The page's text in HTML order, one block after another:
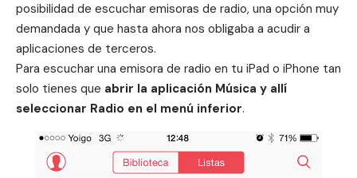
posibilidad de escuchar emisoras de radio, una opción muy
demandada y que hasta ahora nos obligaba a acudir a
aplicaciones de terceros.
Para escuchar una emisora de radio en tu iPad o iPhone tan
solo tienes que abrir la aplicación Música y allí
seleccionar Radio en el menú inferior.